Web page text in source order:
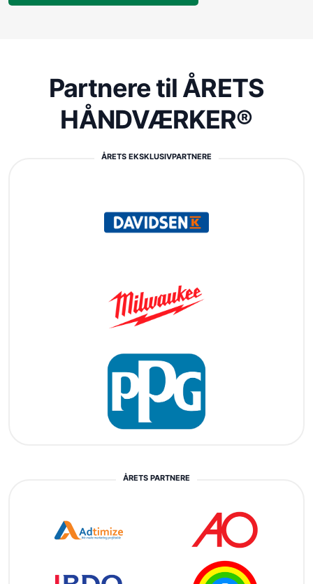
Partnere til ÅRETS
HÅNDVÆRKER®
ÅRETS EKSKLUSIVPARTNERE
ÅRETS PARTNERE